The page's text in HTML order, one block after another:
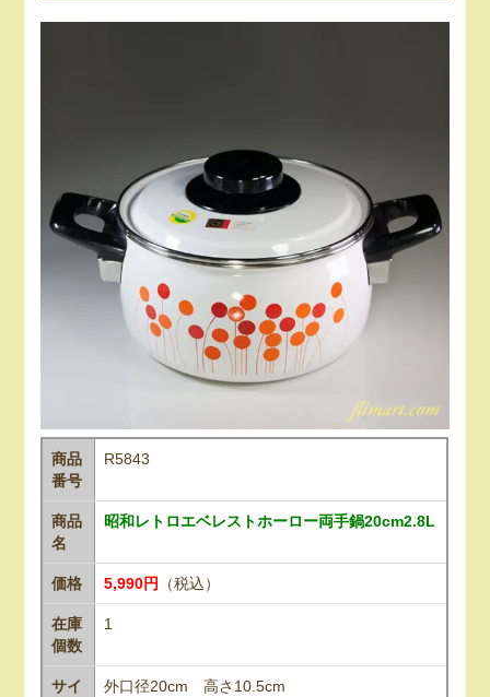
商品
番号
R5843
商品
名
昭和レトロエベレストホーロー両手鍋20cm2.8L
価格 5,990円 （税込）
在庫
個数
1
サイ
外口径20cm 高さ10.5cm